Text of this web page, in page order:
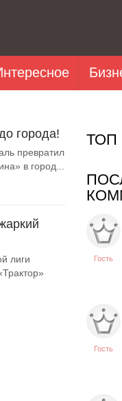
ТОП
Гость
Гость
города!
превратил
в город...
лиги